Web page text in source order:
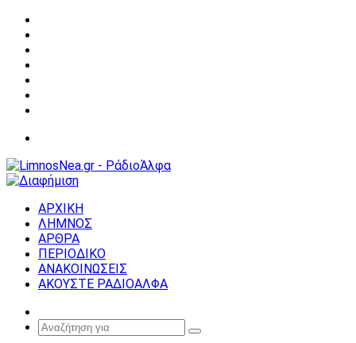
ΑΡΧΙΚΗ
ΛΗΜΝΟΣ
ΑΡΘΡΑ
ΠΕΡΙΟΔΙΚΟ
ΑΝΑΚΟΙΝΩΣΕΙΣ
ΑΚΟΥΣΤΕ ΡΑΔΙΟΑΛΦΑ
Article
Αναζήτηση